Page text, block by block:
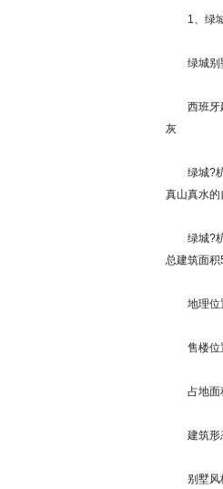
1、绿城
绿城别墅
西班牙建
灰
绿城?杭
真山真水的
绿城?杭
总建筑面积
地理位置
售楼位置
占地面积
建筑形
别墅风格